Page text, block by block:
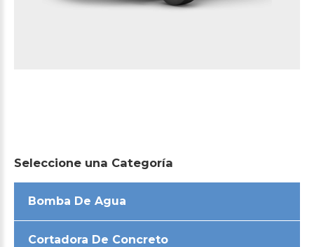
Seleccione una Categoría
Bomba De Agua
Cortadora De Concreto